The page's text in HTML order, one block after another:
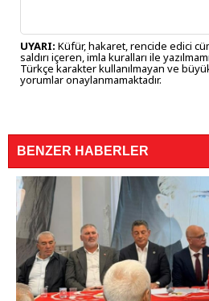
UYARI: Küfür, hakaret, rencide edici
saldırı içeren, imla kuralları ile
Türkçe karakter kullanılmayan ve
yorumlar onaylanmamaktadır.
BENZER HABERLER